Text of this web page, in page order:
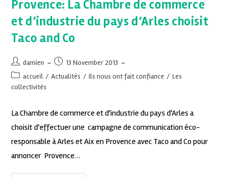
Provence: La Chambre de commerce
et d’industrie du pays d’Arles choisit
Taco and Co
damien
13 November 2013
accueil / Actualités / Ils nous ont fait confiance / Les
collectivités
La Chambre de commerce et d'industrie du pays d'Arles a
choisit d'effectuer une campagne de communication éco-
responsable à Arles et Aix en Provence avec Taco and Co pour
annoncer Provence…